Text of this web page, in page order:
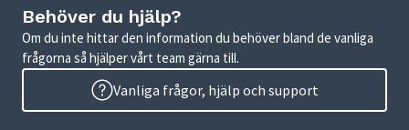
Behöver du hjälp?
Om du inte hittar den information du behöver bland de vanliga
frågorna så hjälper vårt team gärna till.
Vanliga frågor, hjälp och support